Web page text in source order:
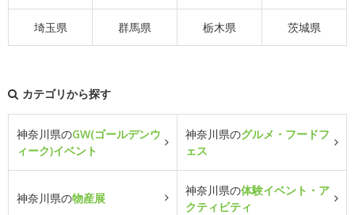
埼玉県 群馬県 栃木県 茨城県
カテゴリから探す
神奈川県のGW(ゴールデンウ
ィーク)イベント
神奈川県のグルメ・フードフ
ェス
神奈川県の物産展
神奈川県の体験イベント・ア
クティビティ